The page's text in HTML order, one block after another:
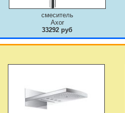
смеситель
Axor
33292 руб